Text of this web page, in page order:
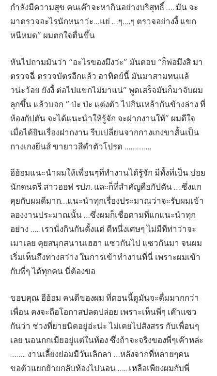
กำลังมีความสุข คนเค๊าจะหากินอย่างบริสุทธิ์ …. มัน จะ
มาตรวจอะไรนักหนาว่ะ…แย่ …ๆ….ๆ ตรวจอย่างงี้ แขก
หนีหมด” ผมตกใจตื่นขึ้น
หันไปถามมันว่า “อะไรของมึงว่ะ” มันตอบ “ก็พ่อมึงสิ มา
ตรวจฉี่ ตรวจบัตรอีกแล้ว อาทิตย์นี้ มันมาสามหนแล้
วน่ะว้อย ยังงี้ ต่อไปแขกไม่มาแน่” พูดเสร็จมันก็มาจับผม
ลุกขึ้น แล้วบอก “ ป่ะ ป่ะ แต่งตัว ไปกินเหล้ากันข้างล่าง ที่
ห้องกัปตัน จะได้แนะนำให้รู้จัก จะฝากงานให้” ผมดีใจ
เมื่อได้ยินเรื่องฝากงาน รีบเปลี่ยนจากกางเกงขาสั้นเป็น
กางเกงยีนส์ ขายาวสีดำตัวโปรด ………….
อีอ้อมแนะนำผมให้เพื่อนๆที่ทำงานได้รู้จัก มีทั้งที่เป็น บ๋อย
นักดนตรี สาวออฟ รปภ. และก็ที่สำคัญคือกัปตัน ….ซึ่งแก
คุยกับผมดีมาก…แนะนำทุกเรื่องประมาณว่าจะรับผมเข้า
ลองงานประมาณนั้น …ซึ่งผมก็เชื่อตามที่แกแนะนำทุก
อย่าง ….. เรานั่งกินกันตั้งแต่ ตีหนึ่งเศษๆ ไม่มีทีท่าว่าจะ
เมาเลย คุยสนุกสนานเฮฮา แซวกันไป แซวกันมา จนผม
เริ่มเห็นถึงทางสว่าง ในการเข้าทำงานที่นี่ เพราะผมเข้า
กับพี่ๆ ได้ทุกคน นี่ต้องขอ
ขอบคุณ อีอ้อม คนดีของผม ที่ตอนนี้ดูมันจะดื่มมากกว่า
เพื่อน คงจะถือโอกาสปลดปล่อย เพราะเห็นพี่ๆ เค๊าแซว
กันว่า ช่วงที่ยายนิดอยู่อ่ะน่ะ ไม่เคยไปสังสรร กับเพื่อนๆ
เลย นอนกกเมียอยู่แต่ในห้อง ซึ่งถ้าจะจริงของพี่ๆเค๊าหล่ะ
…….. งานเลี้ยงย่อมมีวันเลิกลา …หลังจากที่หลายๆคน
ขอตัวแยกย้ายกลับห้องไปนอน ….. เหลือเพียงผมกับพี่